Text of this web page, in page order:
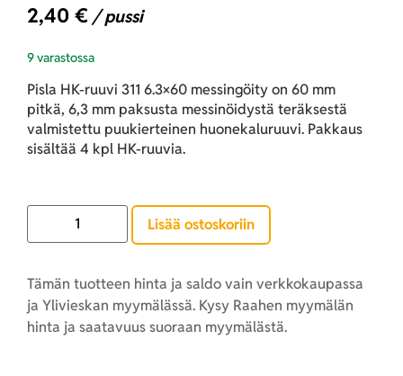
2,40 € / pussi
9 varastossa
Pisla HK-ruuvi 311 6.3×60 messingöity on 60 mm
pitkä, 6,3 mm paksusta messinöidystä teräksestä
valmistettu puukierteinen huonekaluruuvi. Pakkaus
sisältää 4 kpl HK-ruuvia.
Lisää ostoskoriin
Tämän tuotteen hinta ja saldo vain verkkokaupassa
ja Ylivieskan myymälässä. Kysy Raahen myymälän
hinta ja saatavuus suoraan myymälästä.